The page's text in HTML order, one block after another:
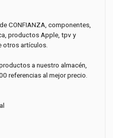
CONFIANZA, componentes,
productos Apple, tpv y
otros artículos.
a nuestro almacén,
referencias al mejor precio.